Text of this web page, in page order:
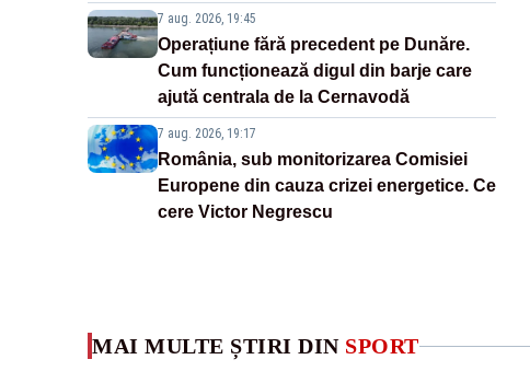
7 aug. 2026, 19:45
Operațiune fără precedent pe Dunăre.
Cum funcționează digul din barje care
ajută centrala de la Cernavodă
7 aug. 2026, 19:17
România, sub monitorizarea Comisiei
Europene din cauza crizei energetice. Ce
cere Victor Negrescu
MAI MULTE ȘTIRI DIN SPORT